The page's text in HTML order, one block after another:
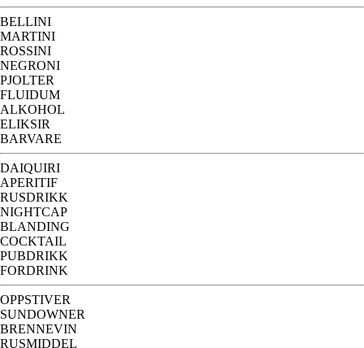
BELLINI
MARTINI
ROSSINI
NEGRONI
PJOLTER
FLUIDUM
ALKOHOL
ELIKSIR
BARVARE
DAIQUIRI
APERITIF
RUSDRIKK
NIGHTCAP
BLANDING
COCKTAIL
PUBDRIKK
FORDRINK
OPPSTIVER
SUNDOWNER
BRENNEVIN
RUSMIDDEL